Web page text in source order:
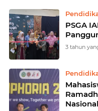
PSGA
3 tahun
Nasional